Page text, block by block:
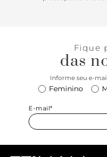
Fique
das
Informe seu e-
Feminino
E-mail*